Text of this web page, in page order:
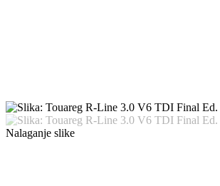
Nalaganje slike